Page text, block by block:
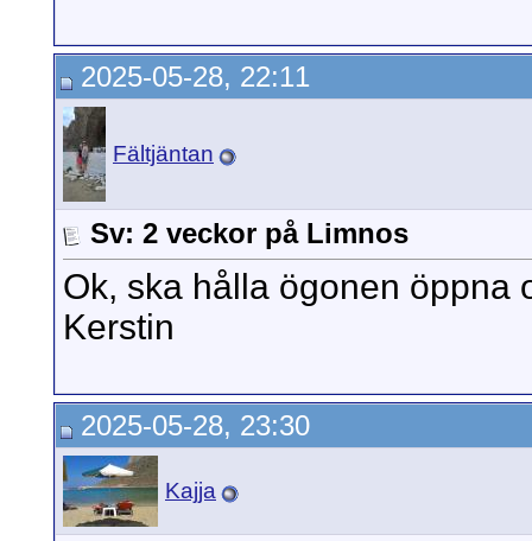
2025-05-28, 22:11
Fältjäntan
Sv: 2 veckor på Limnos
Ok, ska hålla ögonen öppna
Kerstin
2025-05-28, 23:30
Kajja